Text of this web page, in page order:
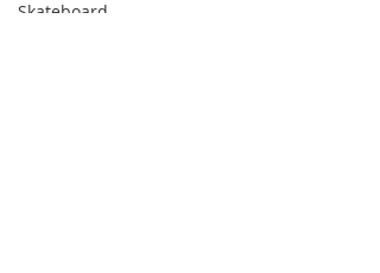
Skateboard